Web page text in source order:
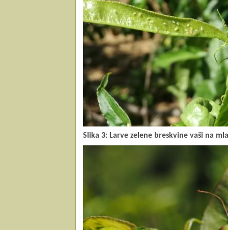
Slika 3: Larve zelene breskvine vaši na